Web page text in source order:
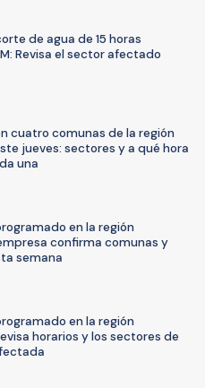
de agua de 15 horas
Revisa el sector afectado
cuatro comunas de la región
jueves: sectores y a qué hora
una
en la región
confirma comunas y
semana
en la región
horarios y los sectores de